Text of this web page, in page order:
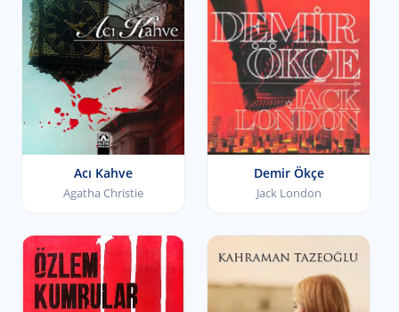
Acı Kahve
Agatha Christie
Demir Ökçe
Jack London